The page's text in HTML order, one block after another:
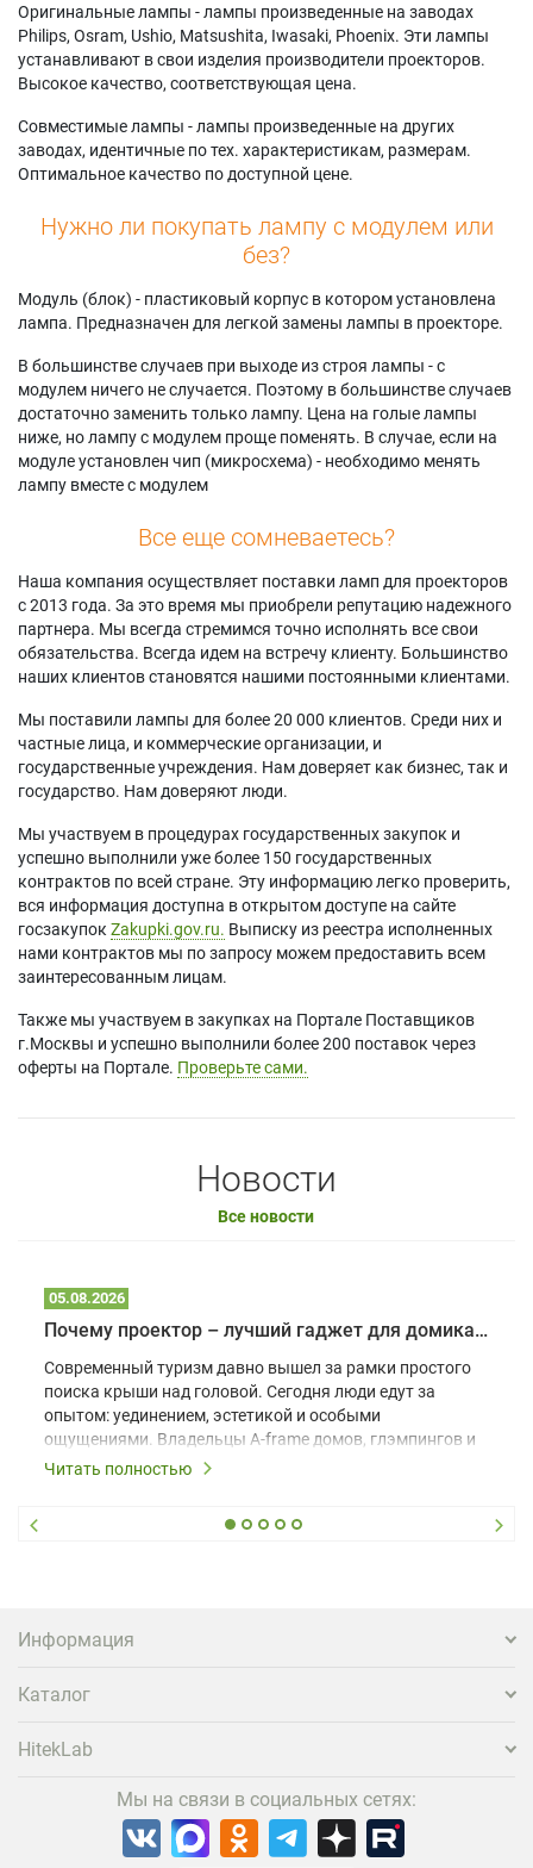
Оригинальные лампы - лампы произведенные на заводах
Philips, Osram, Ushio, Matsushita, Iwasaki, Phoenix. Эти лампы
устанавливают в свои изделия производители проекторов.
Высокое качество, соответствующая цена.
Совместимые лампы - лампы произведенные на других
заводах, идентичные по тех. характеристикам, размерам.
Оптимальное качество по доступной цене.
Нужно ли покупать лампу с модулем или
без?
Модуль (блок) - пластиковый корпус в котором установлена
лампа. Предназначен для легкой замены лампы в проекторе.
В большинстве случаев при выходе из строя лампы - с
модулем ничего не случается. Поэтому в большинстве случаев
достаточно заменить только лампу. Цена на голые лампы
ниже, но лампу с модулем проще поменять. В случае, если на
модуле установлен чип (микросхема) - необходимо менять
лампу вместе с модулем
Все еще сомневаетесь?
Наша компания осуществляет поставки ламп для проекторов
с 2013 года. За это время мы приобрели репутацию надежного
партнера. Мы всегда стремимся точно исполнять все свои
обязательства. Всегда идем на встречу клиенту. Большинство
наших клиентов становятся нашими постоянными клиентами.
Мы поставили лампы для более 20 000 клиентов. Среди них и
частные лица, и коммерческие организации, и
государственные учреждения. Нам доверяет как бизнес, так и
государство. Нам доверяют люди.
Мы участвуем в процедурах государственных закупок и
успешно выполнили уже более 150 государственных
контрактов по всей стране. Эту информацию легко проверить,
вся информация доступна в открытом доступе на сайте
госзакупок Zakupki.gov.ru. Выписку из реестра исполненных
нами контрактов мы по запросу можем предоставить всем
заинтересованным лицам.
Также мы участвуем в закупках на Портале Поставщиков
г.Москвы и успешно выполнили более 200 поставок через
оферты на Портале. Проверьте сами.
Новости
Все новости
05.08.2026
Почему проектор – лучший гаджет для домика в глэмпинге
Современный туризм давно вышел за рамки простого
поиска крыши над головой. Сегодня люди едут за
опытом: уединением, эстетикой и особыми
ощущениями. Владельцы A-frame домов, глэмпингов и
шале понимают, что конкуренция растет, и
вернуться и поделиться впечатлениями в соцсетях,
проектора.
Читать полностью
Информация
Каталог
HitekLab
Мы на связи в социальных сетях: